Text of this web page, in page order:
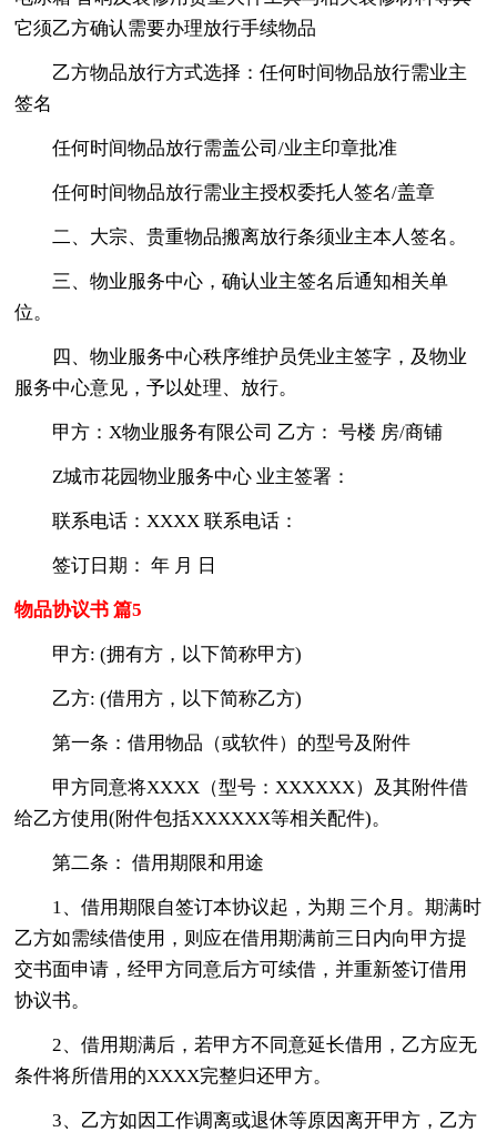
它须乙方确认需要办理放行手续物品
乙方物品放行方式选择：任何时间物品放行需业主
签名
任何时间物品放行需盖公司/业主印章批准
任何时间物品放行需业主授权委托人签名/盖章
二、大宗、贵重物品搬离放行条须业主本人签名。
三、物业服务中心，确认业主签名后通知相关单
位。
四、物业服务中心秩序维护员凭业主签字，及物业
服务中心意见，予以处理、放行。
甲方：X物业服务有限公司 乙方： 号楼 房/商铺
Z城市花园物业服务中心 业主签署：
联系电话：XXXX 联系电话：
签订日期： 年 月 日
物品协议书 篇5
甲方: (拥有方，以下简称甲方)
乙方: (借用方，以下简称乙方)
第一条：借用物品（或软件）的型号及附件
甲方同意将XXXX（型号：XXXXXX）及其附件借
给乙方使用(附件包括XXXXXX等相关配件)。
第二条： 借用期限和用途
1、借用期限自签订本协议起，为期 三个月。期满时
乙方如需续借使用，则应在借用期满前三日内向甲方提
交书面申请，经甲方同意后方可续借，并重新签订借用
协议书。
2、借用期满后，若甲方不同意延长借用，乙方应无
条件将所借用的XXXX完整归还甲方。
3、乙方如因工作调离或退休等原因离开甲方，乙方